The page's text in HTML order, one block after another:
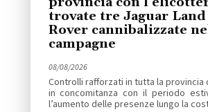
trovate tre Jaguar Land
Rover cannibalizzate
campagne
08/08/2026
Controlli rafforzati in tutta la provincia
in concomitanza con il periodo
l’aumento delle presenze lungo la